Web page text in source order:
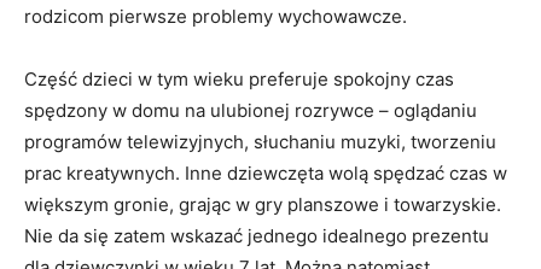
rodzicom pierwsze problemy wychowawcze.
Część dzieci w tym wieku preferuje spokojny czas
spędzony w domu na ulubionej rozrywce – oglądaniu
programów telewizyjnych, słuchaniu muzyki, tworzeniu
prac kreatywnych. Inne dziewczęta wolą spędzać czas w
większym gronie, grając w gry planszowe i towarzyskie.
Nie da się zatem wskazać jednego idealnego prezentu